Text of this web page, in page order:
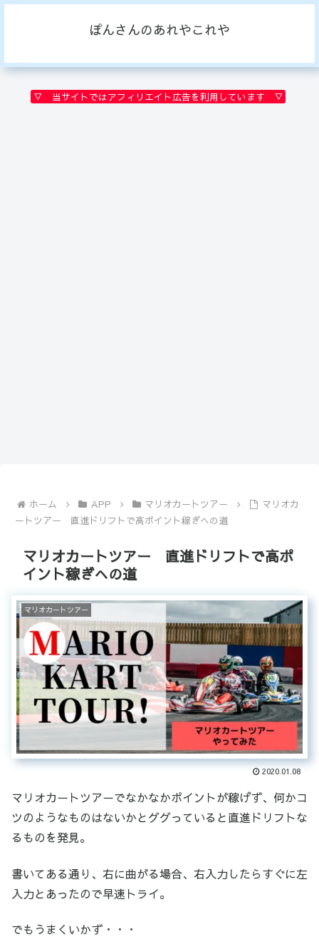
ぽんさんのあれやこれや
▽ 当サイトではアフィリエイト広告を利用しています ▽
ホーム APP マリオカートツアー
マリオカ
ートツアー 直進ドリフトで高ポイント稼ぎへの道
マリオカートツアー 直進ドリフトで高ポ
イント稼ぎへの道
マリオカートツアー
2020.01.08
マリオカートツアーでなかなかポイントが稼げず、何かコ
ツのようなものはないかとググっていると直進ドリフトな
るものを発見。
書いてある通り、右に曲がる場合、右入力したらすぐに左
入力とあったので早速トライ。
でもうまくいかず・・・